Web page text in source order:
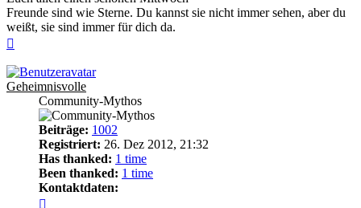
Freunde sind wie Sterne. Du kannst sie nicht immer sehen, aber du
weißt, sie sind immer für dich da.
Geheimnisvolle
Community-Mythos
Beiträge: 1002
Registriert: 26. Dez 2012, 21:32
Has thanked: 1 time
Been thanked: 1 time
Kontaktdaten: